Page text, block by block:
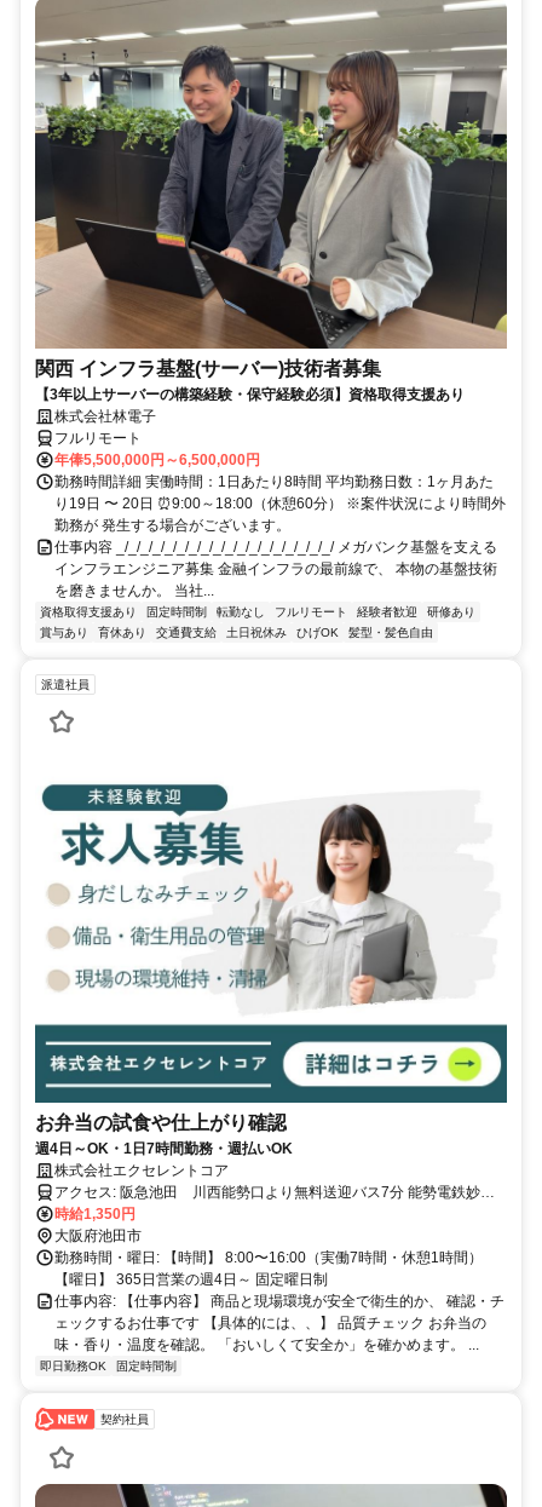
関西 インフラ基盤(サーバー)技術者募集
【3年以上サーバーの構築経験・保守経験必須】資格取得支援あり
株式会社林電子
フルリモート
年俸5,500,000円～6,500,000円
勤務時間詳細 実働時間：1日あたり8時間 平均勤務日数：1ヶ月あた
り19日 〜 20日 ⏰9:00～18:00（休憩60分） ※案件状況により時間外
勤務が 発生する場合がございます。
仕事内容 _/_/_/_/_/_/_/_/_/_/_/_/_/_/_/_/_/_/ メガバンク基盤を支える
インフラエンジニア募集 金融インフラの最前線で、 本物の基盤技術
を磨きませんか。 当社...
資格取得支援あり 固定時間制 転勤なし フルリモート 経験者歓迎
研修あり
賞与あり
育休あり 交通費支給 土日祝休み ひげOK 髪型・髪色自由
派遣社員
お弁当の試食や仕上がり確認
週4日～OK・1日7時間勤務・週払いOK
株式会社エクセレントコア
アクセス: 阪急池田 川西能勢口より無料送迎バス7分 能勢電鉄妙見
時給1,350円
大阪府池田市
勤務時間・曜日: 【時間】 8:00〜16:00（実働7時間・休憩1時間）
【曜日】 365日営業の週4日～ 固定曜日制
仕事内容: 【仕事内容】 商品と現場環境が安全で衛生的か、 確認・チ
ェックするお仕事です 【具体的には、、】 品質チェック お弁当の
味・香り・温度を確認。 「おいしくて安全か」を確かめます。 ...
即日勤務OK 固定時間制
契約社員